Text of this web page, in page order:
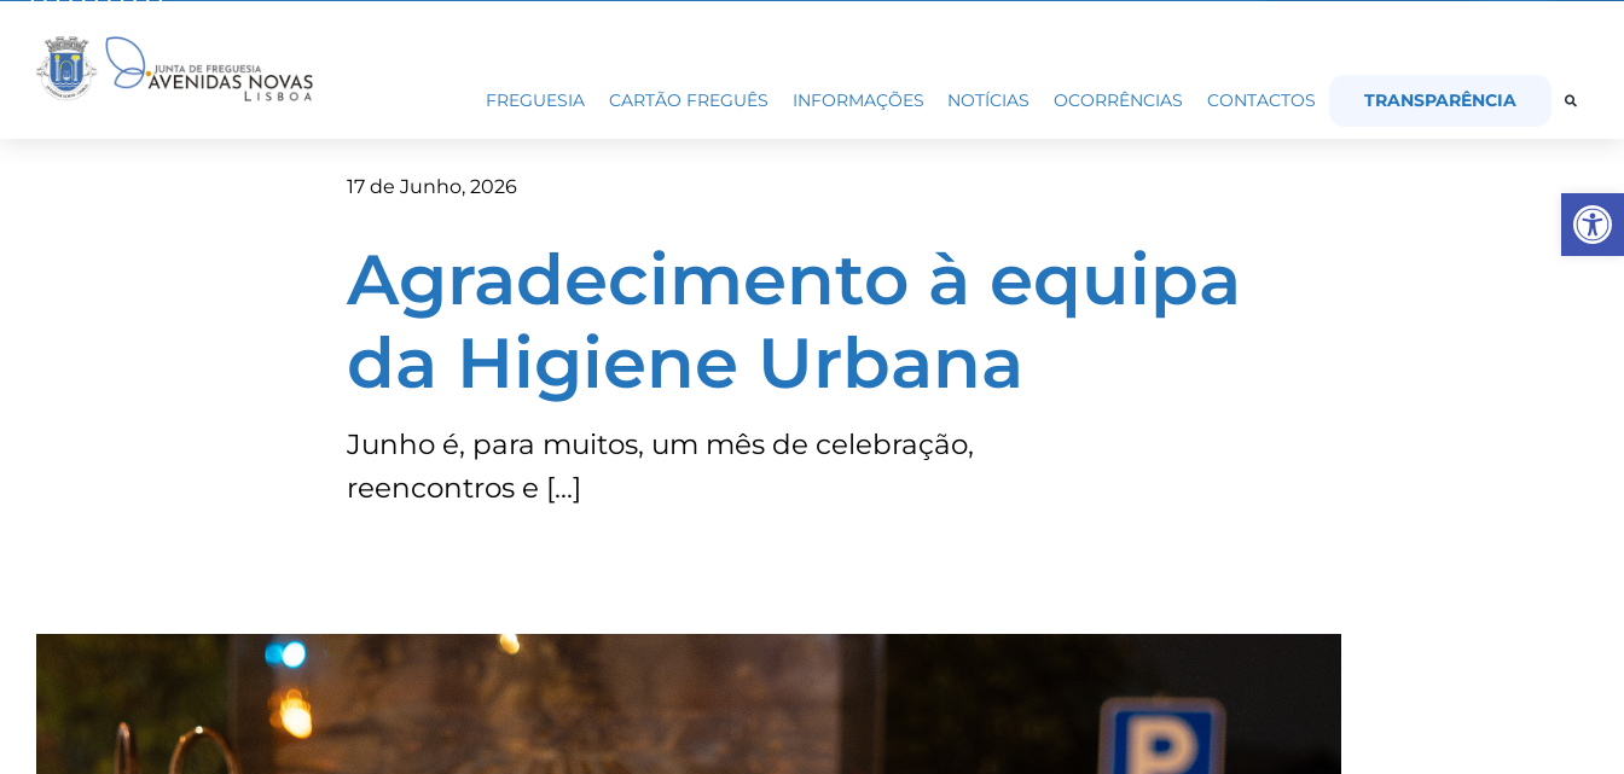
content
FREGUESIA CARTÃO FREGUÊS INFORMAÇÕES NOTÍCIAS OCORRÊNCIAS CONTACTOS TRANSPARÊNCIA
17 de Junho, 2026
Agradecimento à equipa
da Higiene Urbana
Junho é, para muitos, um mês de celebração,
reencontros e […]